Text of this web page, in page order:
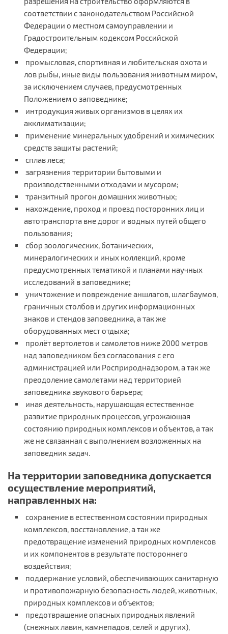
соответствии с законодательством Российской
Федерации о местном самоуправлении и
Градостроительным кодексом Российской
Федерации;
промысловая, спортивная и любительская охота и
лов рыбы, иные виды пользования животным миром,
за исключением случаев, предусмотренных
Положением о заповеднике;
интродукция живых организмов в целях их
акклиматизации;
применение минеральных удобрений и химических
средств защиты растений;
сплав леса;
загрязнения территории бытовыми и
производственными отходами и мусором;
транзитный прогон домашних животных;
нахождение, проход и проезд посторонних лиц и
автотранспорта вне дорог и водных путей общего
пользования;
сбор зоологических, ботанических,
минералогических и иных коллекций, кроме
предусмотренных тематикой и планами научных
исследований в заповеднике;
уничтожение и повреждение аншлагов, шлагбаумов,
граничных столбов и других информационных
знаков и стендов заповедника, а так же
оборудованных мест отдыха;
пролёт вертолетов и самолетов ниже 2000 метров
над заповедником без согласования с его
администрацией или Росприроднадзором, а так же
преодоление самолетами над территорией
заповедника звукового барьера;
иная деятельность, нарушающая естественное
развитие природных процессов, угрожающая
состоянию природных комплексов и объектов, а так
же не связанная с выполнением возложенных на
заповедник задач.
На территории заповедника допускается
осуществление мероприятий,
направленных на:
сохранение в естественном состоянии природных
комплексов, восстановление, а так же
предотвращение изменений природных комплексов
и их компонентов в результате постороннего
воздействия;
поддержание условий, обеспечивающих санитарную
и противопожарную безопасность людей, животных,
природных комплексов и объектов;
предотвращение опасных природных явлений
(снежных лавин, камнепадов, селей и других),